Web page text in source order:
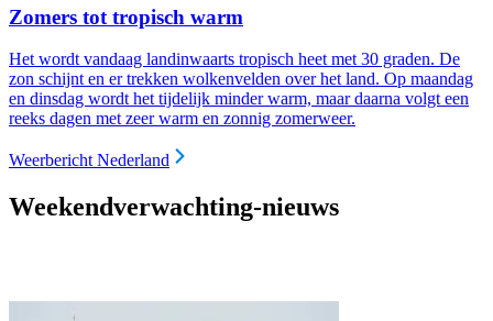
Zomers tot tropisch warm
Het wordt vandaag landinwaarts tropisch heet met 30 graden. De
zon schijnt en er trekken wolkenvelden over het land. Op maandag
en dinsdag wordt het tijdelijk minder warm, maar daarna volgt een
reeks dagen met zeer warm en zonnig zomerweer.
Weerbericht Nederland
Weekendverwachting-nieuws